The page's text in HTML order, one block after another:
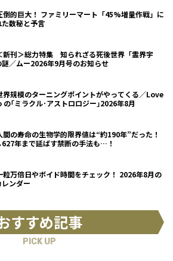
倒的巨大！ ファミリーマート「45%増量作戦」に
数秘と予言
新刊＞総力特集 知られざる死後世界「霊界宇
謎／ムー2026年9月号のお知らせ
界規模のターニングポイントがやってくる／Love
の｢ミラクル･アストロロジー｣2026年8月
間の寿命の生物学的限界値は“約190年”だった！
627年まで延ばす禁断の手法も…！
粒万倍日やボイド時間をチェック！ 2026年8月の
ンダー
すすめ記事
PICK UP